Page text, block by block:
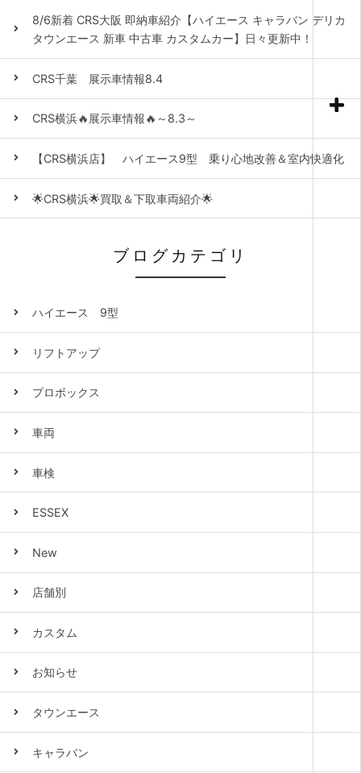
8/6新着 CRS大阪 即納車紹介【ハイエース キャラバン デリカ
タウンエース 新車 中古車 カスタムカー】日々更新中！
CRS千葉 展示車情報8.4
CRS横浜🔥展示車情報🔥～8.3～
【CRS横浜店】 ハイエース9型 乗り心地改善＆室内快適化
🌟CRS横浜🌟買取＆下取車両紹介🌟
ブログカテゴリ
ハイエース 9型
リフトアップ
プロボックス
車両
車検
ESSEX
New
店舗別
カスタム
お知らせ
タウンエース
キャラバン